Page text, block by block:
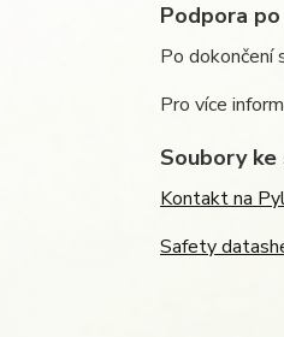
Podpora
Po dokončení
Pro více
Soubory ke
Kontakt na
Safety